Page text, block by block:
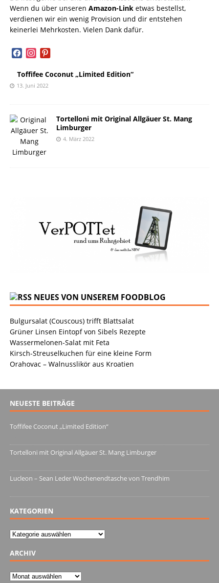
Wenn du über unseren Amazon-Link etwas bestellst,
verdienen wir ein wenig Provision und dir entstehen
keinerlei Mehrkosten. Vielen Dank dafür.
facebookinstagram
pinterest
Toffifee Coconut „Limited Edition“
13. Juni 2022
Tortelloni mit Original Allgäuer St. Mang
Limburger
4. März 2022
NEUES VON UNSEREM FOODBLOG
Bulgursalat (Couscous) trifft Blattsalat
Grüner Linsen Eintopf von Sibels Rezepte
Wassermelonen-Salat mit Feta
Kirsch-Streuselkuchen für eine kleine Form
Orahovac – Walnusslikör aus Kroatien
NEUESTE BEITRÄGE
Toffifee Coconut „Limited Edition“
Tortelloni mit Original Allgäuer St. Mang Limburger
Lucleon – Sean Leder Wochenendtasche von Trendhim
KATEGORIEN
Kategorien
ARCHIV
Archiv